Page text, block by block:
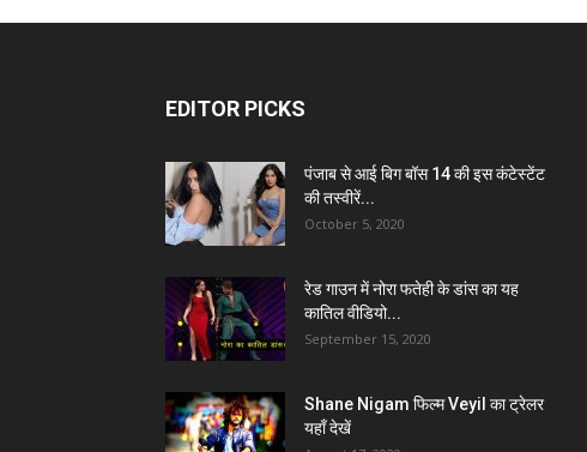
EDITOR PICKS
पंजाब से आई बिग बॉस 14 की इस कंटेस्टेंट
की तस्वीरें...
October 5, 2020
रेड गाउन में नोरा फतेही के डांस का यह
कातिल वीडियो...
September 15, 2020
Shane Nigam फिल्म Veyil का ट्रेलर
यहाँ देखें